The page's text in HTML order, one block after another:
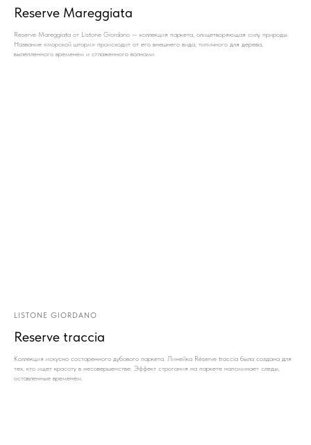
Reserve Mareggiata
Reserve Mareggiata от Listone Giordano — коллекция паркета, олицетворяющая силу природы.
Название «морской шторм» происходит от его внешнего вида, типичного для дерева,
вылепленного временем и сглаженного волнами.
LISTONE GIORDANO
Reserve traccia
Коллекция искусно состаренного дубового паркета. Линейка Réserve traccia была создана для
тех, кто ищет красоту в несовершенстве. Эффект строгания на паркете напоминает следы,
оставленные временем.